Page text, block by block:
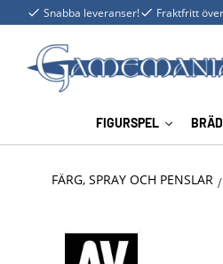
Snabba leveranser! Fraktfritt
FIGURSPEL
FÄRG, SPRAY OCH PENSLAR